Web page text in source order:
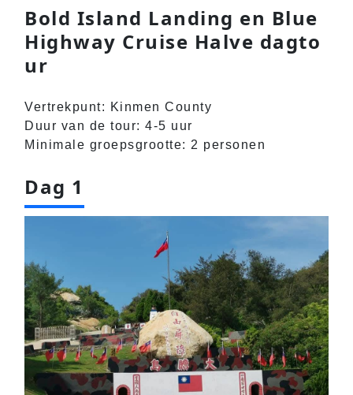
Bold Island Landing en Blue
Highway Cruise Halve dagto
ur
Vertrekpunt: Kinmen County
Duur van de tour: 4-5 uur
Minimale groepsgrootte: 2 personen
Dag 1